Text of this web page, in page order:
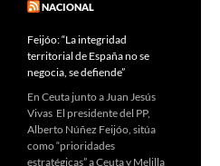
NACIONAL
Feijóo: “La integridad
territorial de España no se
negocia, se defiende”
En Ceuta junto a Juan Jesús
Vivas El presidente del PP,
Alberto Núñez Feijóo, sitúa
como “prioridades
estratégicas” a Ceuta y Melilla